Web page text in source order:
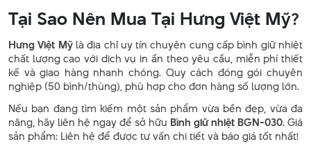
Tại Sao Nên Mua Tại Hưng Việt Mỹ?
Hưng Việt Mỹlà địa chỉ uy tín chuyên cung cấp bình giữ nhiệt
chất lượng cao với dịch vụ in ấn theo yêu cầu, miễn phí thiết
kế và giao hàng nhanh chóng. Quy cách đóng gói chuyên
nghiệp (50 bình/thùng), phù hợp cho đơn hàng số lượng lớn.
Nếu bạn đang tìm kiếm một sản phẩm vừa bền đẹp, vừa đa
năng, hãy liên hệ ngay để sở hữu Bình giữ nhiệt BGN-030. Giá
sản phẩm: Liên hệ để được tư vấn chi tiết và báo giá tốt nhất!